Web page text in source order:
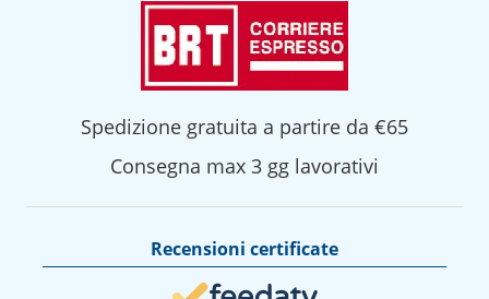
Spedizione gratuita a partire da €65
Consegna max 3 gg lavorativi
Recensioni certificate